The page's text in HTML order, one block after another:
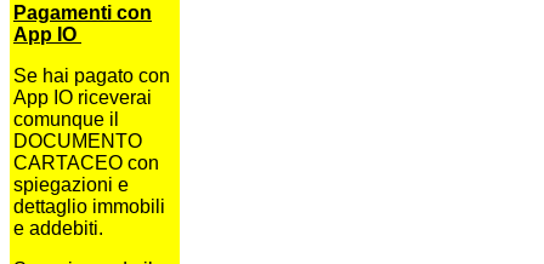
Pagamenti con
App IO
Se hai pagato con
App IO riceverai
comunque il
DOCUMENTO
CARTACEO con
spiegazioni e
dettaglio immobili
e addebiti.